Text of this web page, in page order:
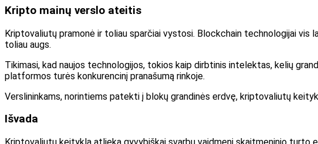
Kripto mainų verslo ateitis
Kriptovaliutų pramonė ir toliau sparčiai vystosi. Blockchain technologijai
toliau augs.
Tikimasi, kad naujos technologijos, tokios kaip dirbtinis intelektas, kelių
platformos turės konkurencinį pranašumą rinkoje.
Verslininkams, norintiems patekti į blokų grandinės erdvę, kriptovaliutų
Išvada